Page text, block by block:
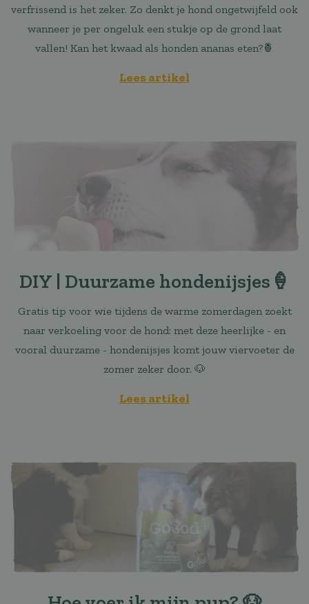
verfrissend is het zeker. Zo denkt je hond ongetwijfeld ook
wanneer je per ongeluk een stukje op de grond laat
vallen! Kan het kwaad als honden ananas eten?🍍
Lees artikel
DIY | Duurzame hondenijsjes🍦
Gratis tip voor wie tijdens de warme zomerdagen zoekt
naar verkoeling voor de hond: met deze heerlijke - en
vooral duurzame - hondenijsjes komt jouw viervoeter de
zomer zeker door. 🐶
Lees artikel